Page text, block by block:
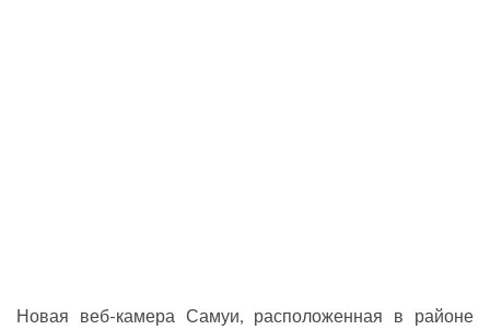
Новая веб-камера Самуи, расположенная в районе